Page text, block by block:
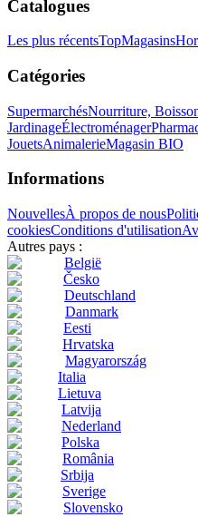
Catalogues
Les plus récentsTopMagasins
Catégories
SupermarchésNourriture,
JardinageÉlectroménager
JouetsAnimalerieMagasin BIO
Informations
NouvellesÀ propos de nous
cookiesConditions d'utilisation
Autres pays :
België
Česko
Deutschland
Danmark
Eesti
Hrvatska
Magyarország
Italia
Lietuva
Latvija
Nederland
Polska
România
Srbija
Sverige
Slovensko